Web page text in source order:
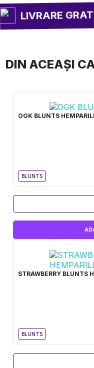
LIVRARE
DIN ACEAȘI
OGK BLUNTS
BLUNTS
STRAWBERRY BLUNTS
BLUNTS